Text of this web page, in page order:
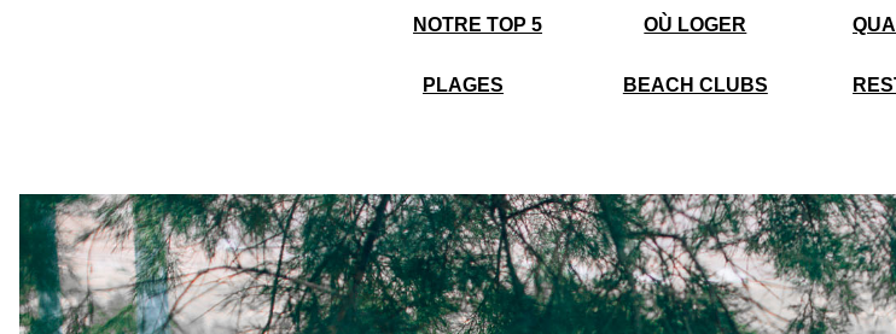
NOTRE TOP 5 OÙ LOGER
PLAGES BEACH CLUBS